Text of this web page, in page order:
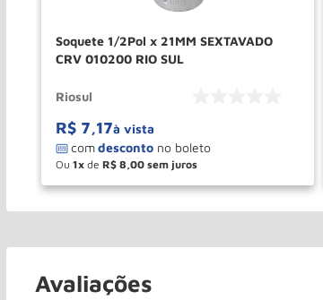
Soquete 1/2Pol x 21MM SEXTAVADO
CRV 010200 RIO SUL
Riosul
R$ 7,17à vista
Ou 1 de R$ 8 00
＋
－ COMPRAR
Avaliações